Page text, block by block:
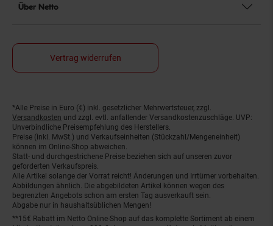
Über Netto
Vertrag widerrufen
Fußnoten
*Alle Preise in Euro (€) inkl. gesetzlicher Mehrwertsteuer, zzgl.
Versandkosten und zzgl. evtl. anfallender Versandkostenzuschläge. UVP:
Unverbindliche Preisempfehlung des Herstellers.
Preise (inkl. MwSt.) und Verkaufseinheiten (Stückzahl/Mengeneinheit)
können im Online-Shop abweichen.
Statt- und durchgestrichene Preise beziehen sich auf unseren zuvor
geforderten Verkaufspreis.
Alle Artikel solange der Vorrat reicht! Änderungen und Irrtümer vorbehalten.
Abbildungen ähnlich. Die abgebildeten Artikel können wegen des
begrenzten Angebots schon am ersten Tag ausverkauft sein.
Abgabe nur in haushaltsüblichen Mengen!
**15€ Rabatt im Netto Online-Shop auf das komplette Sortiment ab einem